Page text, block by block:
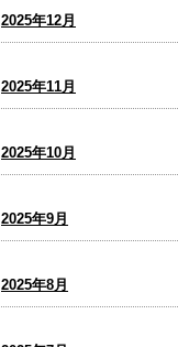
2025年12月
2025年11月
2025年10月
2025年9月
2025年8月